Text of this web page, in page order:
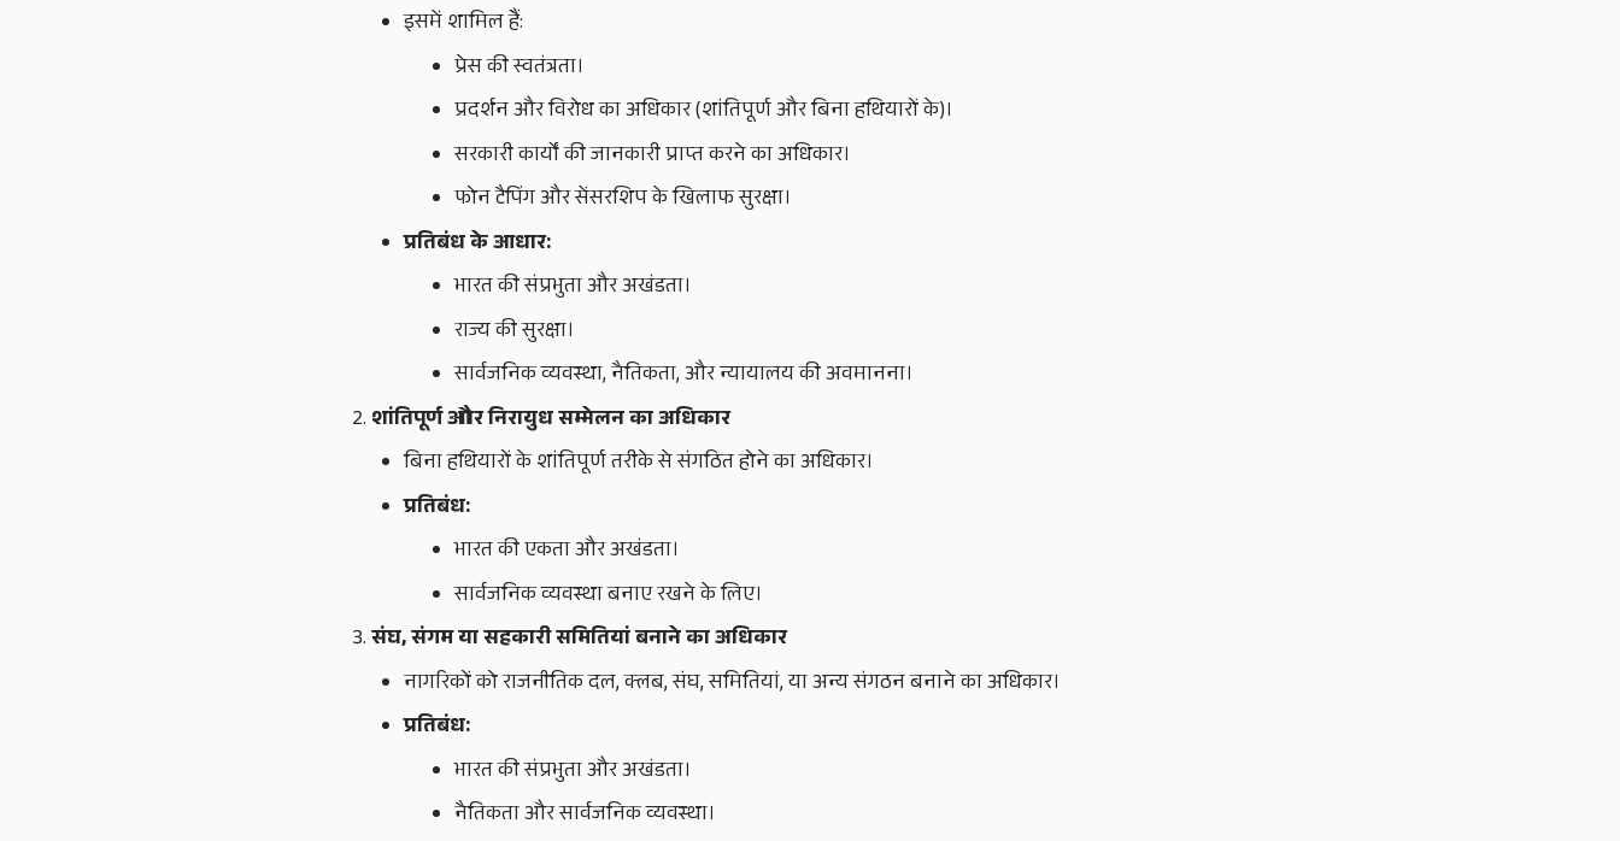
इसमें शामिल हैं:
प्रेस की स्वतंत्रता।
प्रदर्शन और विरोध का अधिकार (शांतिपूर्ण और बिना हथियारों के)।
सरकारी कार्यों की जानकारी प्राप्त करने का अधिकार।
फोन टैपिंग और सेंसरशिप के खिलाफ सुरक्षा।
प्रतिबंध के आधार:
भारत की संप्रभुता और अखंडता।
राज्य की सुरक्षा।
सार्वजनिक व्यवस्था, नैतिकता, और न्यायालय की अवमानना।
शांतिपूर्ण और निरायुध सम्मेलन का अधिकार
बिना हथियारों के शांतिपूर्ण तरीके से संगठित होने का अधिकार।
प्रतिबंध:
भारत की एकता और अखंडता।
सार्वजनिक व्यवस्था बनाए रखने के लिए।
संघ, संगम या सहकारी समितियां बनाने का अधिकार
नागरिकों को राजनीतिक दल, क्लब, संघ, समितियां, या अन्य संगठन बनाने का अधिकार।
प्रतिबंध:
भारत की संप्रभुता और अखंडता।
नैतिकता और सार्वजनिक व्यवस्था।